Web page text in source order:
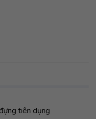
tiên dụng